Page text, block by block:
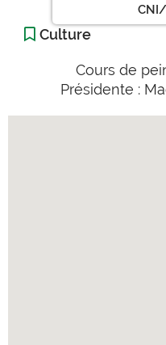
Culture
Cours de
Présidente :